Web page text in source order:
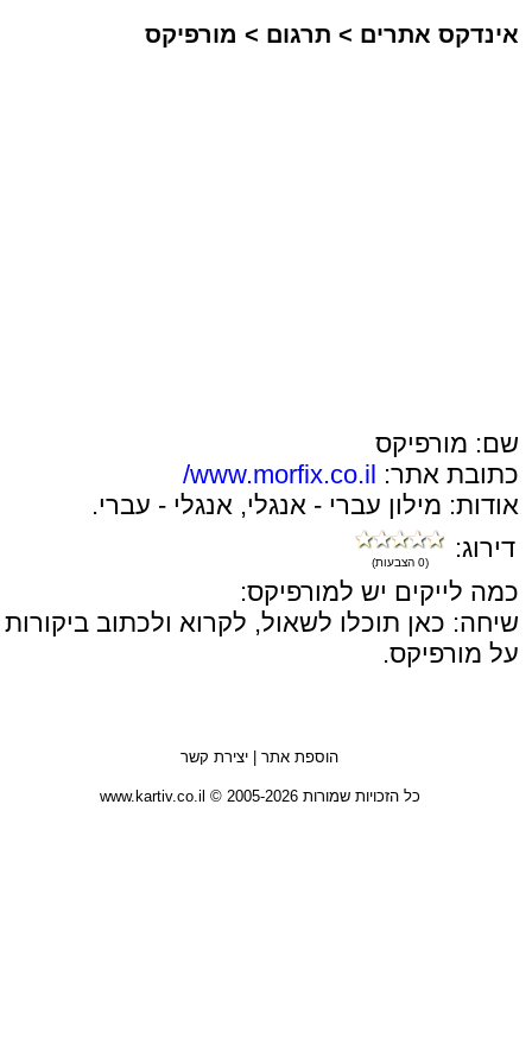
אינדקס אתרים > תרגום > מורפיקס
שם: מורפיקס
כתובת אתר: www.morfix.co.il/
אודות: מילון עברי - אנגלי, אנגלי - עברי.
דירוג:
(0 הצבעות)
כמה לייקים יש למורפיקס:
שיחה: כאן תוכלו לשאול, לקרוא ולכתוב ביקורות
על מורפיקס.
הוספת אתר | יצירת קשר
כל הזכויות שמורות 2005-2026 © www.kartiv.co.il